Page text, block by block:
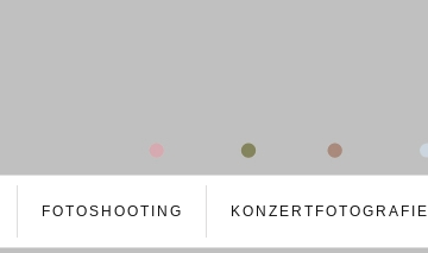
FOTOSHOOTING KONZERTFOTOGRAFIE